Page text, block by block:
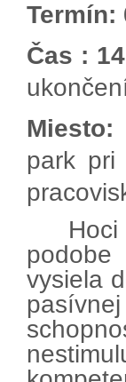
Termín:
Čas :
Miesto:
park pri
vysiela